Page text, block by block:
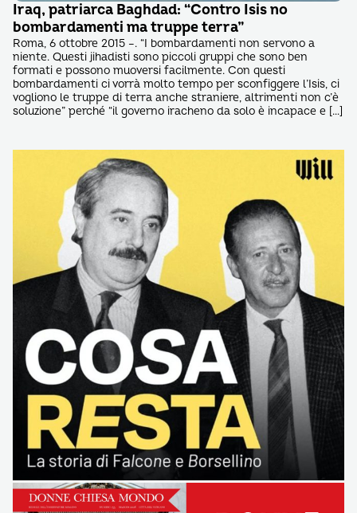
Iraq, patriarca Baghdad: “Contro Isis no
bombardamenti ma truppe terra”
Roma, 6 ottobre 2015 –. “I bombardamenti non servono a
niente. Questi jihadisti sono piccoli gruppi che sono ben
formati e possono muoversi facilmente. Con questi
bombardamenti ci vorrà molto tempo per sconfiggere l’Isis, ci
vogliono le truppe di terra anche straniere, altrimenti non c’è
soluzione” perché “il governo iracheno da solo è incapace e […]